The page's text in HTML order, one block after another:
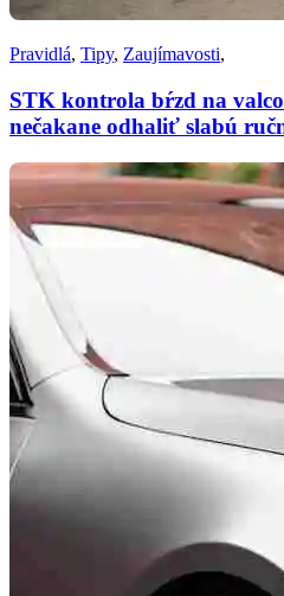
Pravidlá, Tipy, Zaujímavosti,
STK kontrola bŕzd na
nečakane odhaliť slabú